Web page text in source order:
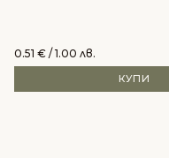
0.51 € / 1.00 лв.
КУПИ